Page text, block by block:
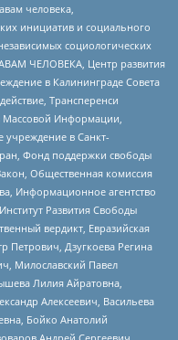
человека,
инициатив и социального
социологических
ЧЕЛОВЕКА, Центр развития
в Калининграде Совета
Трансперенси
Информации,
учреждение в Санкт-
Фонд поддержки свободы
Общественная комиссия
Информационное агентство
Развития Свободы
вердикт, Евразийская
Петрович, Дзугкоева Регина
Милославский Павел
Лилия Айратовна,
Алексеевич, Васильева
Бойко Анатолий